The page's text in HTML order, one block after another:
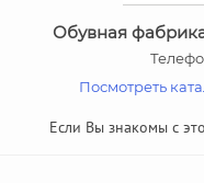
Обувная
Посмотреть
Если Вы знакомы с